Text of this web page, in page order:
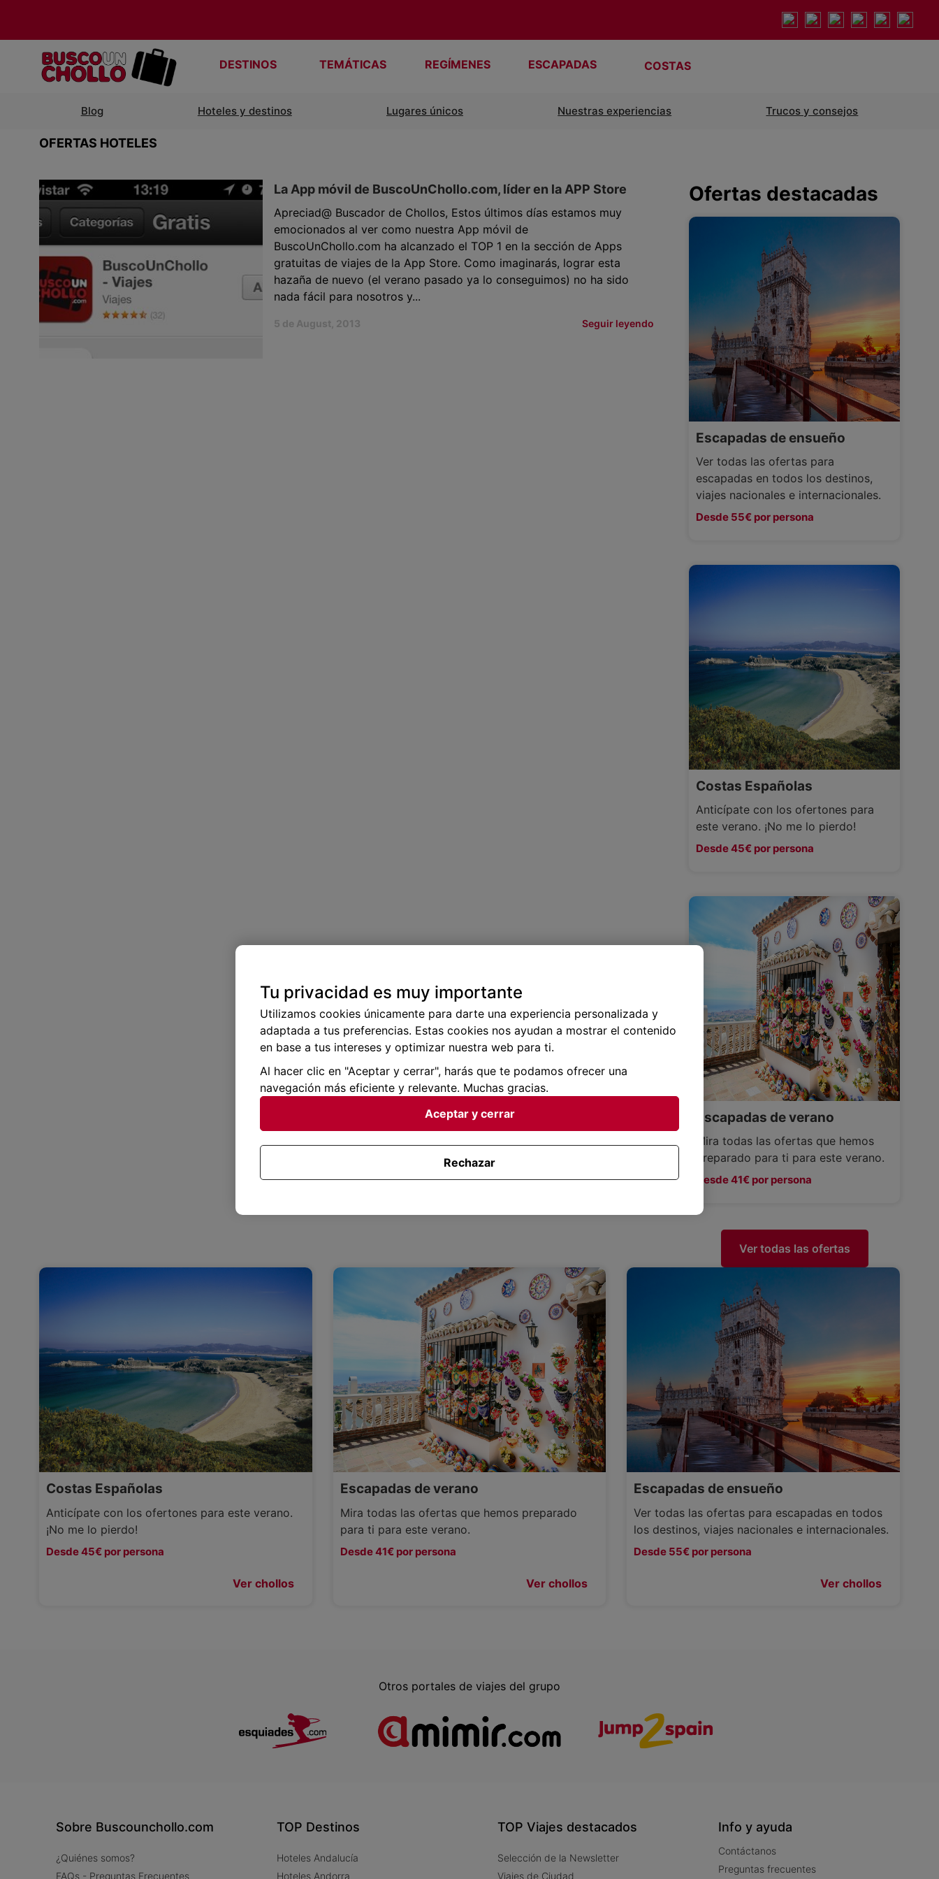
DESTINOS TEMÁTICAS REGÍMENES ESCAPADAS COSTAS
Blog Hoteles y destinos Lugares únicos Nuestras experiencias Trucos y consejos
OFERTAS HOTELES
La App móvil de BuscoUnChollo.com, líder en la APP Store
Apreciad@ Buscador de Chollos, Estos últimos días estamos muy
emocionados al ver como nuestra App móvil de
BuscoUnChollo.com ha alcanzado el TOP 1 en la sección de Apps
gratuitas de viajes de la App Store. Como imaginarás, lograr esta
hazaña de nuevo (el verano pasado ya lo conseguimos) no ha sido
nada fácil para nosotros y...
5 de August, 2013 Seguir leyendo
Ofertas destacadas
Escapadas de ensueño
Ver todas las ofertas para
escapadas en todos los destinos,
viajes nacionales e internacionales.
Desde 55€ por persona
Costas Españolas
Anticípate con los ofertones para
este verano. ¡No me lo pierdo!
Desde 45€ por persona
Escapadas de verano
Mira todas las ofertas que hemos
preparado para ti para este verano.
Desde 41€ por persona
Ver todas las ofertas
Costas Españolas
Anticípate con los ofertones para este verano.
¡No me lo pierdo!
Desde 45€ por persona
Ver chollos
Escapadas de verano
Mira todas las ofertas que hemos preparado
para ti para este verano.
Desde 41€ por persona
Ver chollos
Escapadas de ensueño
Ver todas las ofertas para escapadas en todos
los destinos, viajes nacionales e internacionales.
Desde 55€ por persona
Ver chollos
Otros portales de viajes del grupo
Sobre Buscounchollo.com
¿Quiénes somos?
FAQs - Preguntas Frecuentes
TOP Destinos
Hoteles Andalucía
Hoteles Andorra
TOP Viajes destacados
Selección de la Newsletter
Viajes de Ciudad
Info y ayuda
Contáctanos
Preguntas frecuentes
Tu privacidad es muy importante
Utilizamos cookies únicamente para darte una experiencia personalizada y
adaptada a tus preferencias. Estas cookies nos ayudan a mostrar el contenido
en base a tus intereses y optimizar nuestra web para ti.
Al hacer clic en "Aceptar y cerrar", harás que te podamos ofrecer una
navegación más eficiente y relevante. Muchas gracias.
Aceptar y cerrar
Rechazar